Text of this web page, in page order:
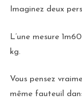
Imaginez deux
L’une mesure
kg.
Vous pensez
même fauteuil